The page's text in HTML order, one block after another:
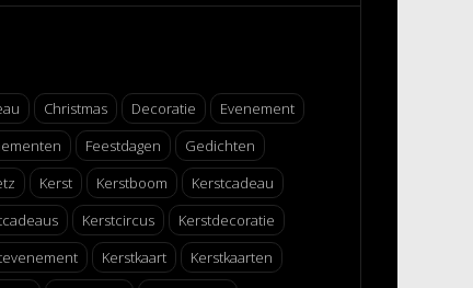
Christmas Decoratie
Evenement
Feestdagen
Gedichten
Kerst Kerstboom
Kerstcadeau
Kerstcircus
Kerstdecoratie
Kerstkaart
Kerstkaarten